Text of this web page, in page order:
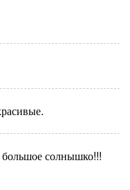
солнышко!!!